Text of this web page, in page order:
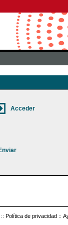
:: Política de privacidad ::